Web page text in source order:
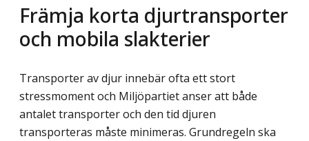
Främja korta djurtransporter
och mobila slakterier
Transporter av djur innebär ofta ett stort
stressmoment och Miljöpartiet anser att både
antalet transporter och den tid djuren
transporteras måste minimeras. Grundregeln ska